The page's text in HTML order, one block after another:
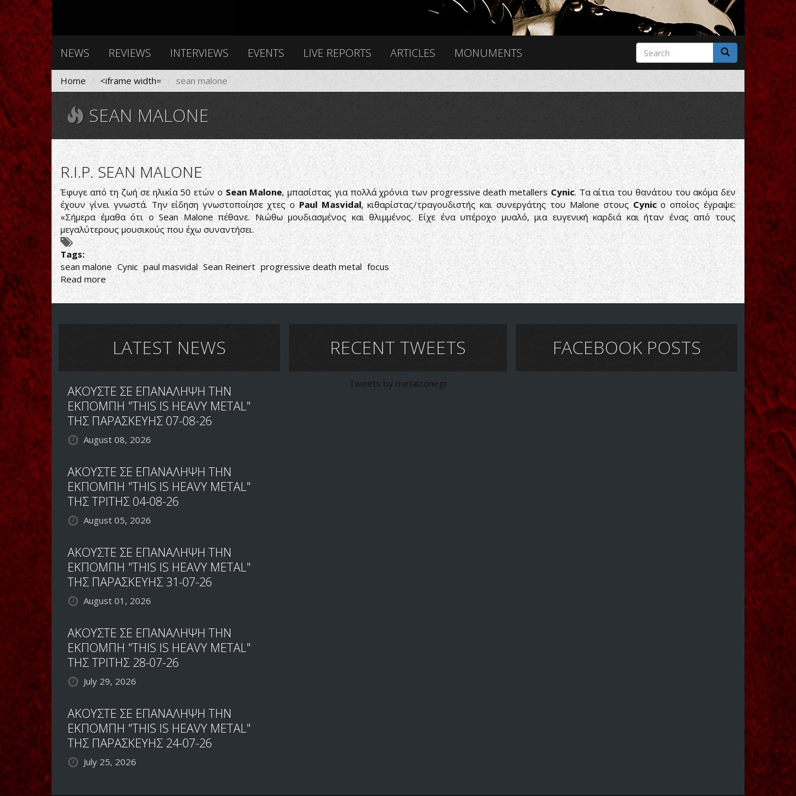
NEWS REVIEWS INTERVIEWS EVENTS LIVE REPORTS ARTICLES MONUMENTS
Search
form
Search
Home <iframe width= sean malone
SEAN MALONE
R.I.P. SEAN MALONE
Έφυγε από τη ζωή σε ηλικία 50 ετών οSean Malone, μπασίστας για πολλά χρόνια των progressive death metallers Cynic. Τα αίτια του θανάτου του ακόμα δεν
έχουν γίνει γνωστά. Την είδηση γνωστοποίησε χτες ο Paul Masvidal, κιθαρίστας/τραγουδιστής και συνεργάτης του Malone στους Cynicο οποίος έγραψε:
«Σήμερα έμαθα ότι ο Sean Malone πέθανε. Νιώθω μουδιασμένος και θλιμμένος. Είχε ένα υπέροχο μυαλό, μια ευγενική καρδιά και ήταν ένας από τους
μεγαλύτερους μουσικούς που έχω συναντήσει.
Tags:
sean malone Cynic paul masvidal Sean Reinert progressive death metal focus
Read more about
R.I.P.
SEAN
LATEST NEWS
ΑΚΟΥΣΤΕ ΣΕ ΕΠΑΝΑΛΗΨΗ ΤΗΝ
ΕΚΠΟΜΠΗ "THIS IS HEAVY METAL"
ΤΗΣ ΠΑΡΑΣΚΕΥΗΣ 07-08-26
August 08, 2026
ΑΚΟΥΣΤΕ ΣΕ ΕΠΑΝΑΛΗΨΗ ΤΗΝ
ΕΚΠΟΜΠΗ "THIS IS HEAVY METAL"
ΤΗΣ ΤΡΙΤΗΣ 04-08-26
August 05, 2026
ΑΚΟΥΣΤΕ ΣΕ ΕΠΑΝΑΛΗΨΗ ΤΗΝ
ΕΚΠΟΜΠΗ "THIS IS HEAVY METAL"
ΤΗΣ ΠΑΡΑΣΚΕΥΗΣ 31-07-26
August 01, 2026
ΑΚΟΥΣΤΕ ΣΕ ΕΠΑΝΑΛΗΨΗ ΤΗΝ
ΕΚΠΟΜΠΗ "THIS IS HEAVY METAL"
ΤΗΣ ΤΡΙΤΗΣ 28-07-26
July 29, 2026
ΑΚΟΥΣΤΕ ΣΕ ΕΠΑΝΑΛΗΨΗ ΤΗΝ
ΕΚΠΟΜΠΗ "THIS IS HEAVY METAL"
ΤΗΣ ΠΑΡΑΣΚΕΥΗΣ 24-07-26
July 25, 2026
RECENT TWEETS
Tweets by metalzonegr
FACEBOOK POSTS